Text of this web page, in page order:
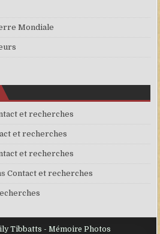
Mondiale
et recherches
et recherches
et recherches
Contact et recherches
Tibbatts - Mémoire Photos